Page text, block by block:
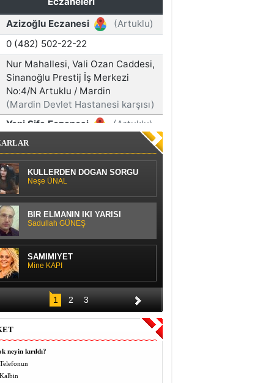
KÜLLERDEN DOĞAN SORGU
Neşe ÜNAL
BİR ELMANIN İKİ YARISI
Sadullah GÜNEŞ
SAMİMİYET
Mine KAPI
DÜĞÜNÜN ALKIŞI BİR GECE,
BORCU KAÇ YIL?
Halil EL
Vermek (Mahbo) ve Almak
(Masbo): Anlayış ve Bilinç
1 2 3
neyin kırıldı?
Telefonun
Kalbin